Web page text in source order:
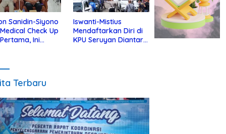
Sanidin-Siyono
Check Up
Ini
Iswanti-Mistius
Mendaftarkan Diri di
KPU Seruyan Diantar
Terbaru